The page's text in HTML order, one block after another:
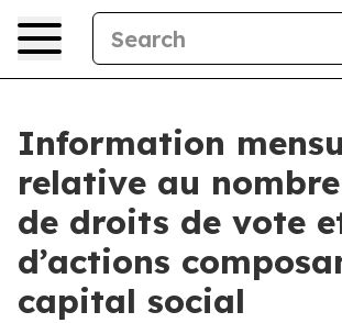
Information
relative au
de droits de vote
d’actions
capital social